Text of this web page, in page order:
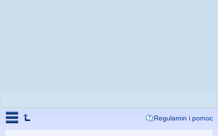
Regulamin i pomoc